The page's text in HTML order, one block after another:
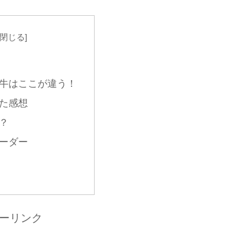
はここが違う！
感想
ダー
リンク